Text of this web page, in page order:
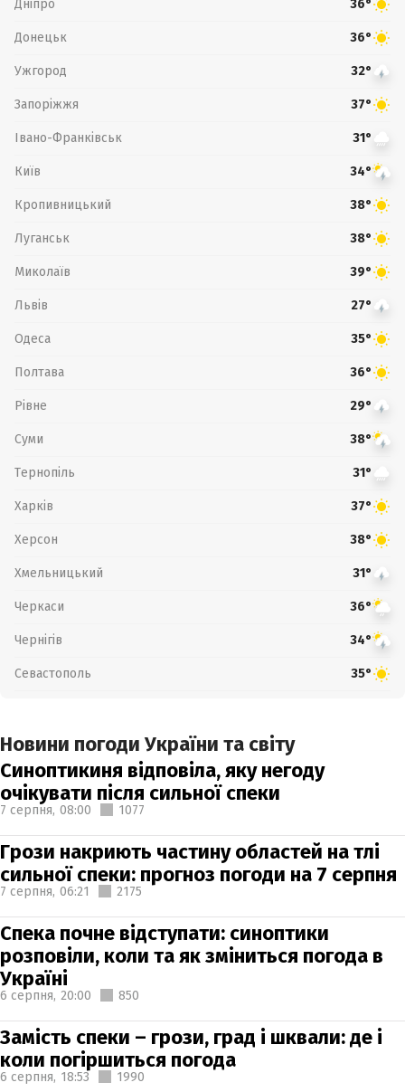
Дніпро 36°
Донецьк 36°
Ужгород 32°
Запоріжжя 37°
Івано-Франківськ 31°
Київ 34°
Кропивницький 38°
Луганськ 38°
Миколаїв 39°
Львів 27°
Одеса 35°
Полтава 36°
Рівне 29°
Суми 38°
Тернопіль 31°
Харків 37°
Херсон 38°
Хмельницький 31°
Черкаси 36°
Чернігів 34°
Севастополь 35°
Новини погоди України та світу
Синоптикиня відповіла, яку негоду
очікувати після сильної спеки
7 серпня, 08:00 1077
Грози накриють частину областей на тлі
сильної спеки: прогноз погоди на 7 серпня
7 серпня, 06:21 2175
Спека почне відступати: синоптики
розповіли, коли та як зміниться погода в
Україні
6 серпня, 20:00 850
Замість спеки – грози, град і шквали: де і
коли погіршиться погода
6 серпня, 18:53 1990